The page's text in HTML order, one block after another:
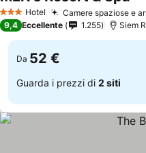
3 StelleHotel Camere spaziose e
9,4 Eccellente 1.255 Siem
Da 52 €
Guarda i prezzi di 2 siti